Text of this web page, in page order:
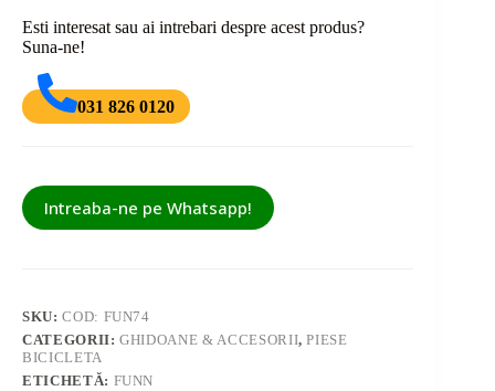
Esti interesat sau ai intrebari despre acest produs?
Suna-ne!
031 826 0120
Intreaba-ne pe Whatsapp!
SKU:COD: FUN74
CATEGORII:GHIDOANE & ACCESORII,PIESE
BICICLETA
ETICHETĂ: FUNN